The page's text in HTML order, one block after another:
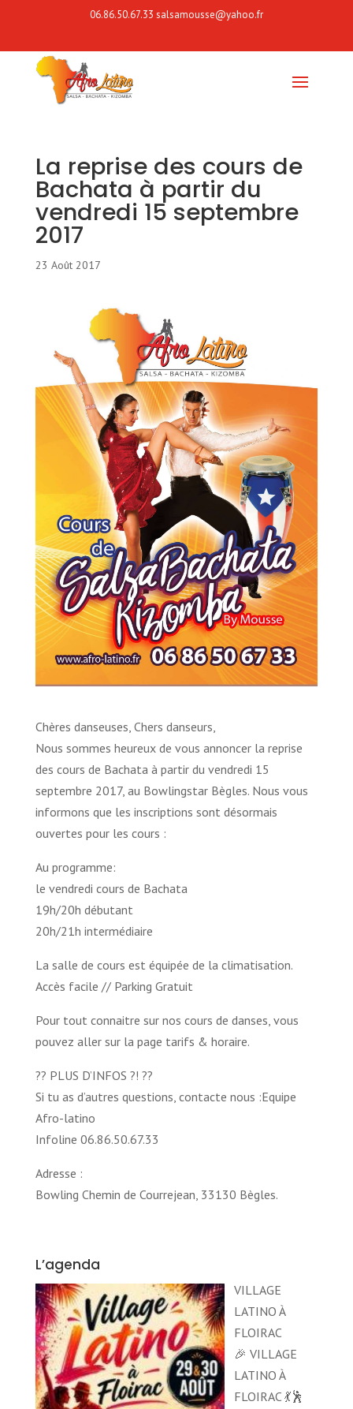
06.86.50.67.33 salsamousse@yahoo.fr
La reprise des cours de
Bachata à partir du
vendredi 15 septembre
2017
23 Août 2017
Chères danseuses, Chers danseurs,
Nous sommes heureux de vous annoncer la reprise
des cours de Bachata à partir du vendredi 15
septembre 2017, au Bowlingstar Bègles. Nous vous
informons que les inscriptions sont désormais
ouvertes pour les cours :
Au programme:
le vendredi cours de Bachata
19h/20h débutant
20h/21h intermédiaire
La salle de cours est équipée de la climatisation.
Accès facile // Parking Gratuit
Pour tout connaitre sur nos cours de danses, vous
pouvez aller sur la page tarifs & horaire.
?? PLUS D’INFOS ?! ??
Si tu as d’autres questions, contacte nous :Equipe
Afro-latino
Infoline 06.86.50.67.33
Adresse :
Bowling Chemin de Courrejean, 33130 Bègles.
L’agenda
VILLAGE
LATINO À
FLOIRAC
🎉 VILLAGE
LATINO À
FLOIRAC 💃🕺